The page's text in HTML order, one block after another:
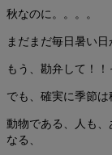
秋なのに。。。。
まだまだ毎日暑い日
もう、勘弁して！！
でも、確実に季節は
動物である、人も
なる、